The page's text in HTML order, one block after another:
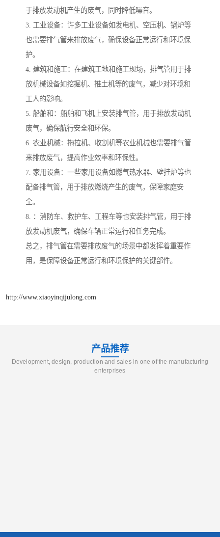
于排放发动机产生的废气，同时降低噪音。
3. 工业设备：许多工业设备如发电机、空压机、锅炉等
也需要排气管来排放废气，确保设备正常运行和环境保
护。
4. 建筑和施工：在建筑工地和施工现场，排气管用于排
放机械设备如挖掘机、推土机等的废气，减少对环境和
工人的影响。
5. 船舶和：船舶和飞机上安装排气管，用于排放发动机
废气，确保航行安全和环保。
6. 农业机械：拖拉机、收割机等农业机械也需要排气管
来排放废气，提高作业效率和环保性。
7. 家用设备：一些家用设备如燃气热水器、壁挂炉等也
配备排气管，用于排放燃烧产生的废气，保障家庭安
全。
8. ：消防车、救护车、工程车等也安装排气管，用于排
放发动机废气，确保车辆正常运行和任务完成。
总之，排气管在需要排放废气的场景中都发挥着重要作
用，是保障设备正常运行和环境保护的关键部件。
http://www.xiaoyinqijulong.com
产品推荐
Development, design, production and sales in one of the manufacturing
enterprises